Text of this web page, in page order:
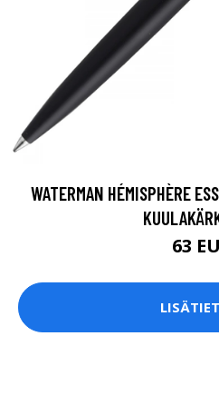
WATERMAN HÉMISPHÈRE
63